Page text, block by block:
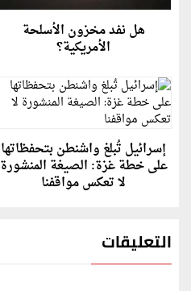
هل نفد مخزون الأسلحة
الأمريكية؟
إسرائيل تُبلغ واشنطن بتحفظاتها
على خطة غزة: الصيغة المنشورة
لا تعكس مواقفنا
التعليقات